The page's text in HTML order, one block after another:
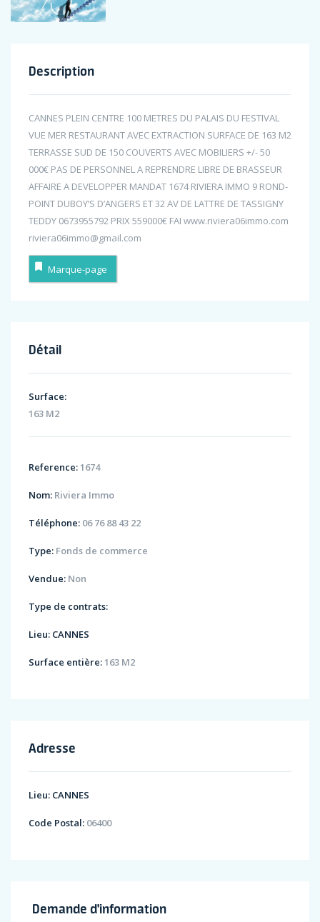
Description
CANNES PLEIN CENTRE 100 METRES DU PALAIS DU FESTIVAL
VUE MER RESTAURANT AVEC EXTRACTION SURFACE DE 163 M2
TERRASSE SUD DE 150 COUVERTS AVEC MOBILIERS +/- 50
000€ PAS DE PERSONNEL A REPRENDRE LIBRE DE BRASSEUR
AFFAIRE A DEVELOPPER MANDAT 1674 RIVIERA IMMO 9 ROND-
POINT DUBOY’S D’ANGERS ET 32 AV DE LATTRE DE TASSIGNY
TEDDY 0673955792 PRIX 559000€ FAI www.riviera06immo.com
riviera06immo@gmail.com
Marque-page
Détail
Surface:
163 M2
Reference: 1674
Nom: Riviera Immo
Téléphone: 06 76 88 43 22
Type: Fonds de commerce
Vendue: Non
Type de contrats:
Lieu: CANNES
Surface entière: 163 M2
Adresse
Lieu: CANNES
Code Postal: 06400
Demande d'information